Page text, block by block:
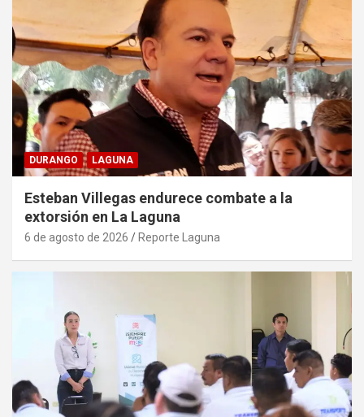
DURANGO LAGUNA
Esteban Villegas endurece combate a la
extorsión en La Laguna
6 de agosto de 2026 Reporte Laguna